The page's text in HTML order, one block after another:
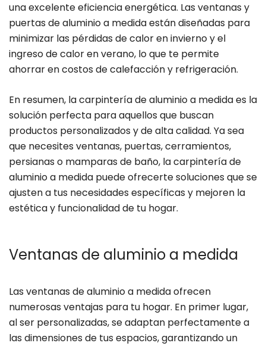
una excelente eficiencia energética. Las ventanas y
puertas de aluminio a medida están diseñadas para
minimizar las pérdidas de calor en invierno y el
ingreso de calor en verano, lo que te permite
ahorrar en costos de calefacción y refrigeración.
En resumen, la carpintería de aluminio a medida es la
solución perfecta para aquellos que buscan
productos personalizados y de alta calidad. Ya sea
que necesites ventanas, puertas, cerramientos,
persianas o mamparas de baño, la carpintería de
aluminio a medida puede ofrecerte soluciones que se
ajusten a tus necesidades específicas y mejoren la
estética y funcionalidad de tu hogar.
Ventanas de aluminio a medida
Las ventanas de aluminio a medida ofrecen
numerosas ventajas para tu hogar. En primer lugar,
al ser personalizadas, se adaptan perfectamente a
las dimensiones de tus espacios, garantizando un